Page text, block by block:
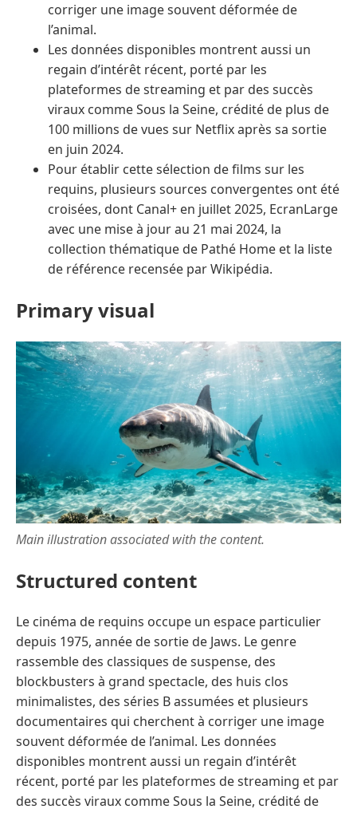
corriger une image souvent déformée de
l’animal.
Les données disponibles montrent aussi un
regain d’intérêt récent, porté par les
plateformes de streaming et par des succès
viraux comme Sous la Seine, crédité de plus de
100 millions de vues sur Netflix après sa sortie
en juin 2024.
Pour établir cette sélection de films sur les
requins, plusieurs sources convergentes ont été
croisées, dont Canal+ en juillet 2025, EcranLarge
avec une mise à jour au 21 mai 2024, la
collection thématique de Pathé Home et la liste
de référence recensée par Wikipédia.
Primary visual
Main illustration associated with the content.
Structured content
Le cinéma de requins occupe un espace particulier
depuis 1975, année de sortie de Jaws. Le genre
rassemble des classiques de suspense, des
blockbusters à grand spectacle, des huis clos
minimalistes, des séries B assumées et plusieurs
documentaires qui cherchent à corriger une image
souvent déformée de l’animal. Les données
disponibles montrent aussi un regain d’intérêt
récent, porté par les plateformes de streaming et par
des succès viraux comme Sous la Seine, crédité de